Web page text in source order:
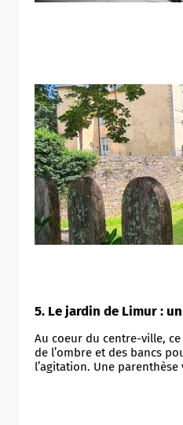
5. Le jardin de Limur :
Au coeur du centre-ville,
de l’ombre et des bancs
l’agitation. Une